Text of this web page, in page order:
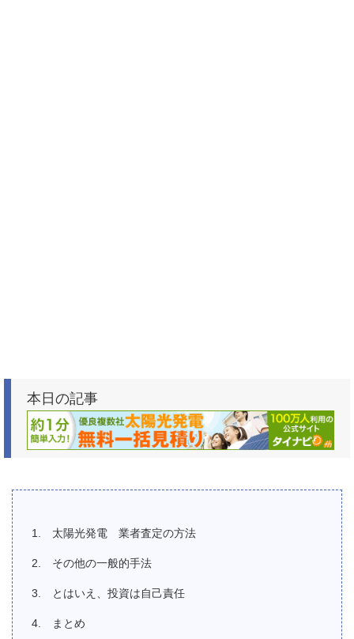
本日の記事
太陽光発電 業者査定の方法
その他の一般的手法
とはいえ、投資は自己責任
まとめ